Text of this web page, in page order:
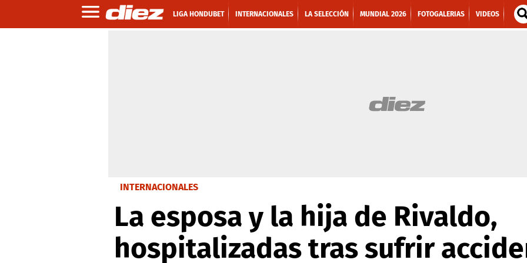
LIGA HONDUBET INTERNACIONALES LA SELECCIÓN MUNDIAL 2026 FOTOGALERIAS VIDEOS
INTERNACIONALES
La esposa y la hija de Rivaldo,
hospitalizadas tras sufrir